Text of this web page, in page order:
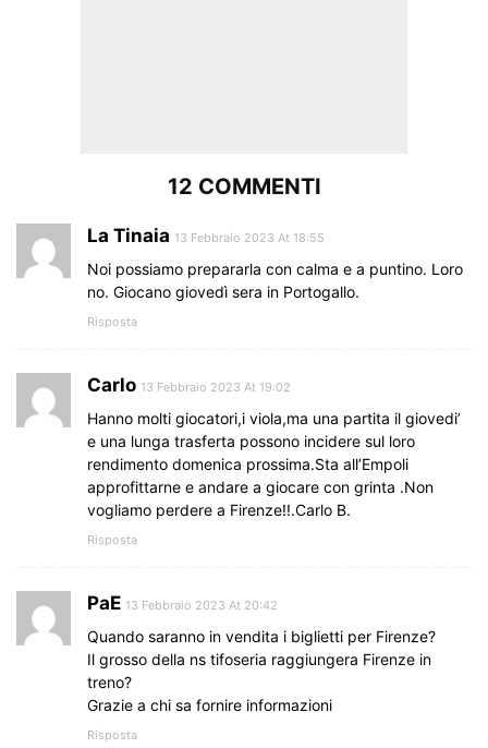
12 COMMENTI
La Tinaia 13 Febbraio 2023 At 18:55
Noi possiamo prepararla con calma e a puntino. Loro
no. Giocano giovedì sera in Portogallo.
Risposta
Carlo 13 Febbraio 2023 At 19:02
Hanno molti giocatori,i viola,ma una partita il giovedi’
e una lunga trasferta possono incidere sul loro
rendimento domenica prossima.Sta all’Empoli
approfittarne e andare a giocare con grinta .Non
vogliamo perdere a Firenze!!.Carlo B.
Risposta
PaE 13 Febbraio 2023 At 20:42
Quando saranno in vendita i biglietti per Firenze?
Il grosso della ns tifoseria raggiungera Firenze in
treno?
Grazie a chi sa fornire informazioni
Risposta